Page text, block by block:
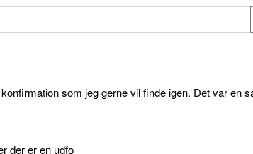
som jeg gerne vil finde igen. Det var en
der er en udfo